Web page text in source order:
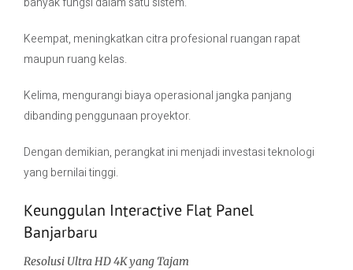
Keempat, meningkatkan citra profesional ruangan rapat
maupun ruang kelas.
Kelima, mengurangi biaya operasional jangka panjang
dibanding penggunaan proyektor.
Dengan demikian, perangkat ini menjadi investasi teknologi
yang bernilai tinggi.
Keunggulan Interactive Flat Panel
Banjarbaru
Resolusi Ultra HD 4K yang Tajam